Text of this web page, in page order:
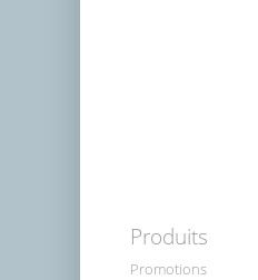
Produits
Promotions